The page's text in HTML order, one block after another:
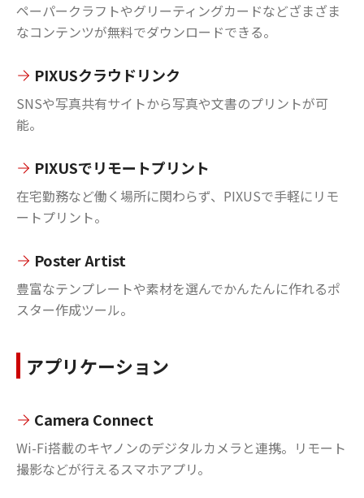
ペーパークラフトやグリーティングカードなどざまざま
なコンテンツが無料でダウンロードできる。
PIXUSクラウドリンク
SNSや写真共有サイトから写真や文書のプリントが可
能。
PIXUSでリモートプリント
在宅勤務など働く場所に関わらず、PIXUSで手軽にリモ
ートプリント。
Poster Artist
豊富なテンプレートや素材を選んでかんたんに作れるポ
スター作成ツール。
アプリケーション
Camera Connect
Wi-Fi搭載のキヤノンのデジタルカメラと連携。リモート
撮影などが行えるスマホアプリ。